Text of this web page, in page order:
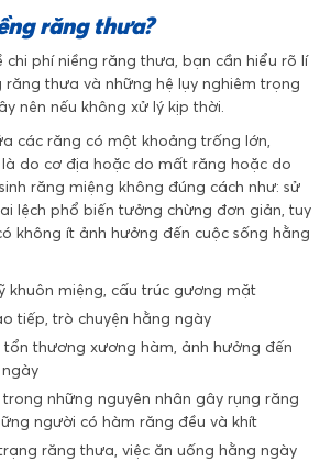
răng thưa?
chi phí niềng răng thưa, bạn cần hiểu rõ lí
răng thưa và những hệ lụy nghiêm trọng
nên nếu không xử lý kịp thời.
các răng có một khoảng trống lớn,
do cơ địa hoặc do mất răng hoặc do
răng miệng không đúng cách như: sử
lệch phổ biến tưởng chừng đơn giản, tuy
không ít ảnh hưởng đến cuộc sống hằng
khuôn miệng, cấu trúc gương mặt
tiếp, trò chuyện hằng ngày
tổn thương xương hàm, ảnh hưởng đến
những nguyên nhân gây rụng răng
người có hàm răng đều và khít
răng thưa, việc ăn uống hằng ngày